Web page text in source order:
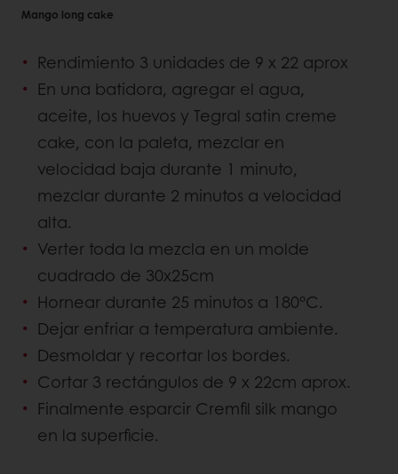
Mango long cake
Rendimiento 3 unidades de 9 x 22 aprox
En una batidora, agregar el agua,
aceite, los huevos y Tegral satin creme
cake, con la paleta, mezclar en
velocidad baja durante 1 minuto,
mezclar durante 2 minutos a velocidad
alta.
Verter toda la mezcla en un molde
cuadrado de 30x25cm
Hornear durante 25 minutos a 180°C.
Dejar enfriar a temperatura ambiente.
Desmoldar y recortar los bordes.
Cortar 3 rectángulos de 9 x 22cm aprox.
Finalmente esparcir Cremfil silk mango
en la superficie.